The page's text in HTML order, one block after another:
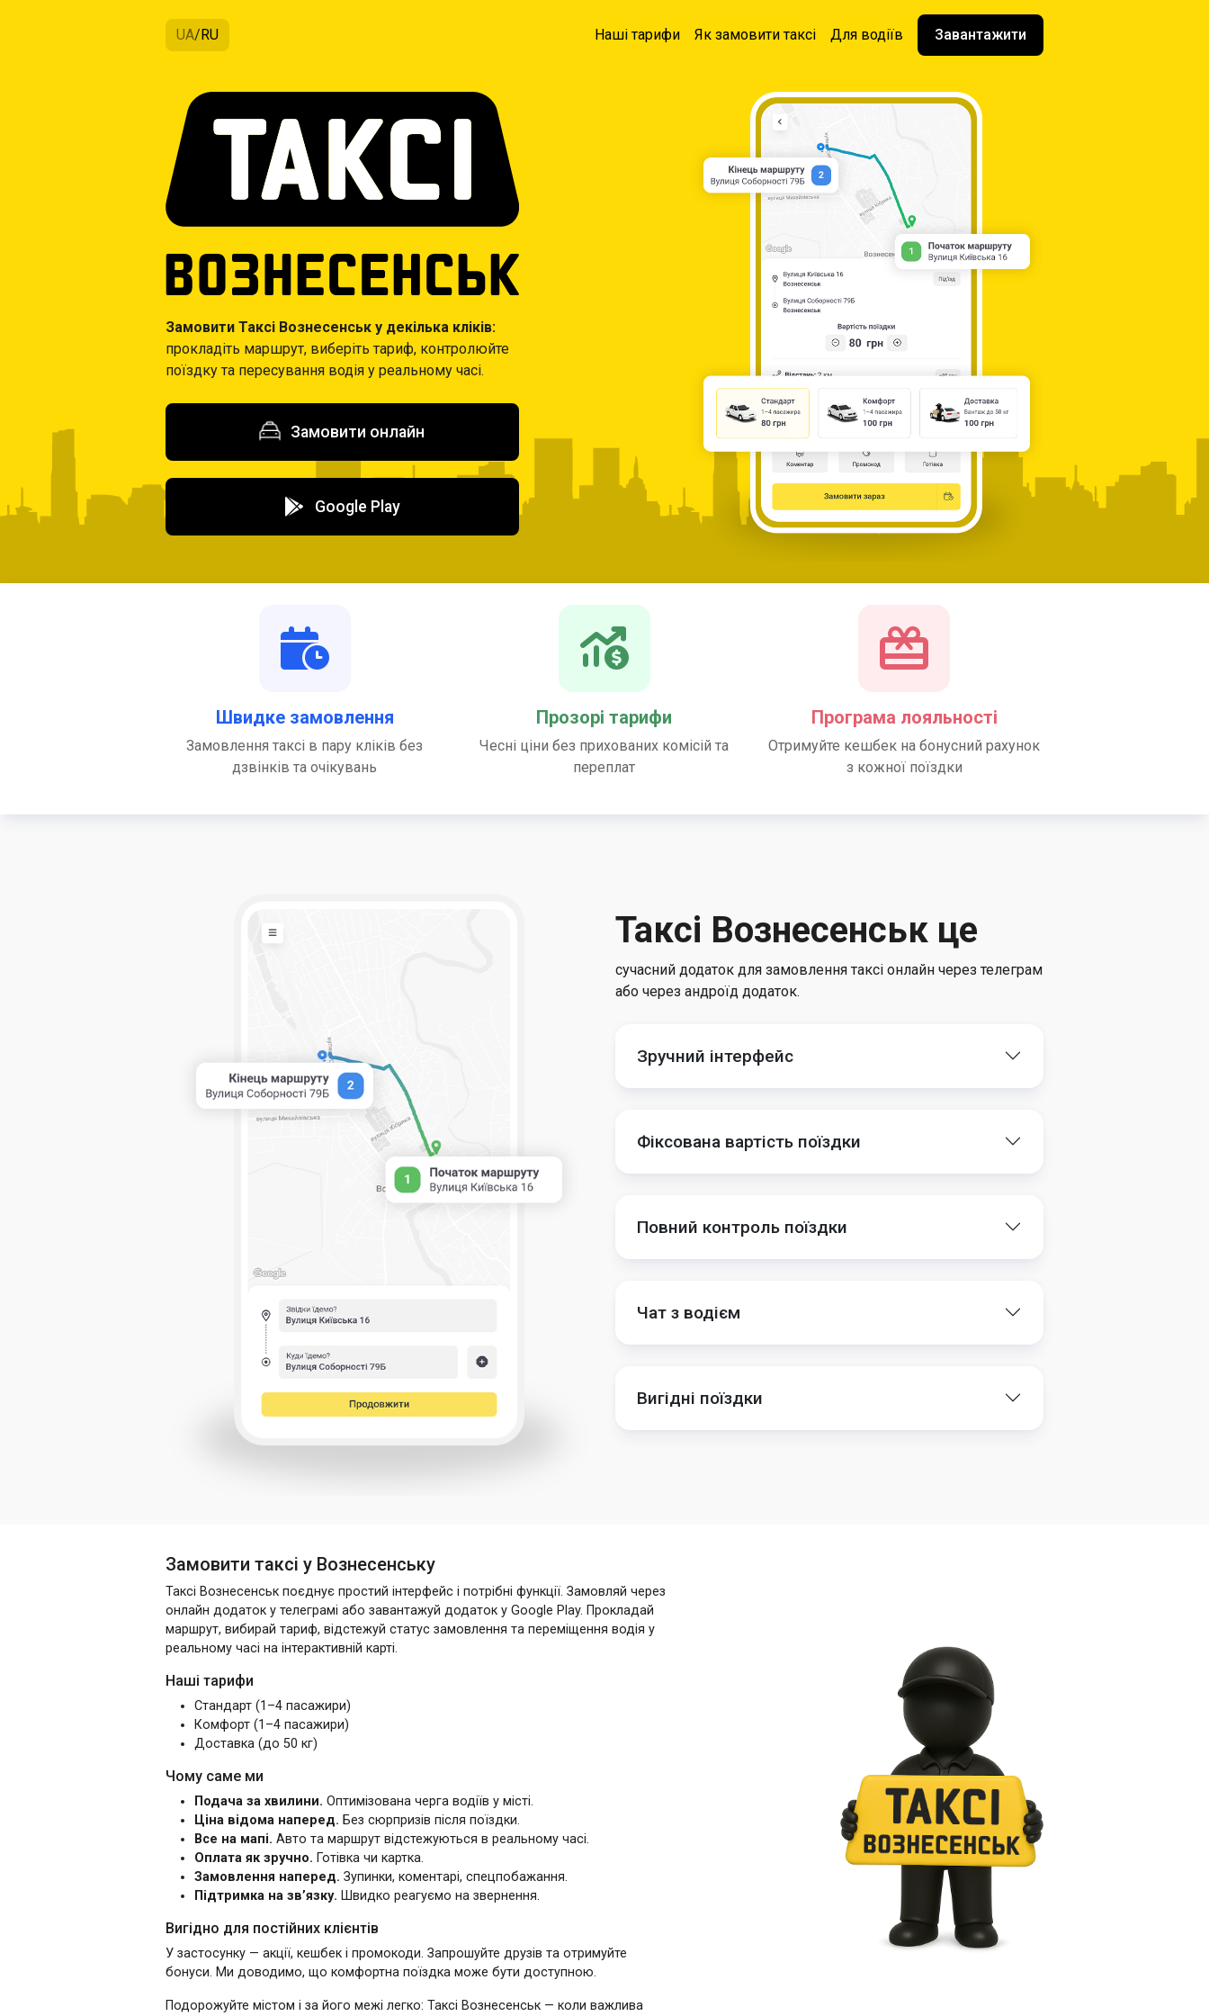
UA/RU Наші тарифи Як замовити таксі Для водіїв Завантажити
Замовити Таксі Вознесенськ у декілька кліків:
прокладіть маршрут, виберіть тариф, контролюйте
поїздку та пересування водія у реальному часі.
Замовити онлайн
Google Play
Швидке замовлення
Замовлення таксі в пару кліків без
дзвінків та очікувань
Прозорі тарифи
Чесні ціни без прихованих комісій та
переплат
Програма лояльності
Отримуйте кешбек на бонусний рахунок
з кожної поїздки
Таксі Вознесенськ це
сучасний додаток для замовлення таксі онлайн через телеграм
або через андроїд додаток.
Зручний інтерфейс
Фіксована вартість поїздки
Повний контроль поїздки
Чат з водієм
Вигідні поїздки
Замовити таксі у Вознесенську
Таксі Вознесенськ поєднує простий інтерфейс і потрібні функції. Замовляй через
онлайн додаток у телеграмі або завантажуй додаток у Google Play. Прокладай
маршрут, вибирай тариф, відстежуй статус замовлення та переміщення водія у
реальному часі на інтерактивній карті.
Наші тарифи
Стандарт (1–4 пасажири)
Комфорт (1–4 пасажири)
Доставка (до 50 кг)
Чому саме ми
Подача за хвилини. Оптимізована черга водіїв у місті.
Ціна відома наперед. Без сюрпризів після поїздки.
Все на мапі. Авто та маршрут відстежуються в реальному часі.
Оплата як зручно. Готівка чи картка.
Замовлення наперед. Зупинки, коментарі, спецпобажання.
Підтримка на зв’язку. Швидко реагуємо на звернення.
Вигідно для постійних клієнтів
У застосунку — акції, кешбек і промокоди. Запрошуйте друзів та отримуйте
бонуси. Ми доводимо, що комфортна поїздка може бути доступною.
Подорожуйте містом і за його межі легко: Таксі Вознесенськ — коли важлива